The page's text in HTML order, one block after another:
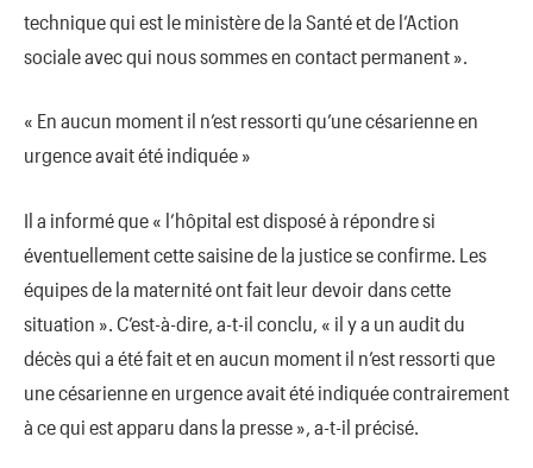
technique qui est le ministère de la Santé et de l’Action
sociale avec qui nous sommes en contact permanent ».
« En aucun moment il n’est ressorti qu’une césarienne en
urgence avait été indiquée »
Il a informé que « l’hôpital est disposé à répondre si
éventuellement cette saisine de la justice se confirme. Les
équipes de la maternité ont fait leur devoir dans cette
situation ». C’est-à-dire, a-t-il conclu, « il y a un audit du
décès qui a été fait et en aucun moment il n’est ressorti que
une césarienne en urgence avait été indiquée contrairement
à ce qui est apparu dans la presse », a-t-il précisé.